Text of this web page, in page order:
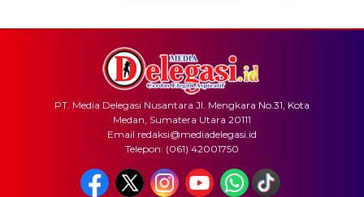
PT. Media Delegasi Nusantara Jl. Mengkara No.31, Kota
Medan, Sumatera Utara 20111
Email redaksi@mediadelegasi.id
Telepon: (061) 42001750